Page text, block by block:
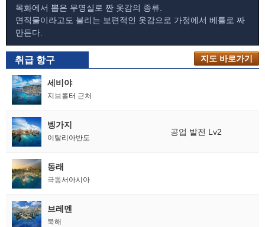
목화에서 뽑은 무명실로 짠 옷감의 종류.
면직물이라고도 불리는 보편적인 옷감으로 가정에서 베틀로 짜
만든다.
취급 항구 지도 바로가기
지도 바로가기
세비야
지브롤터 근처
벵가지
이탈리아반도
공업 발전 Lv2
동래
극동서아시아
브레멘
북해